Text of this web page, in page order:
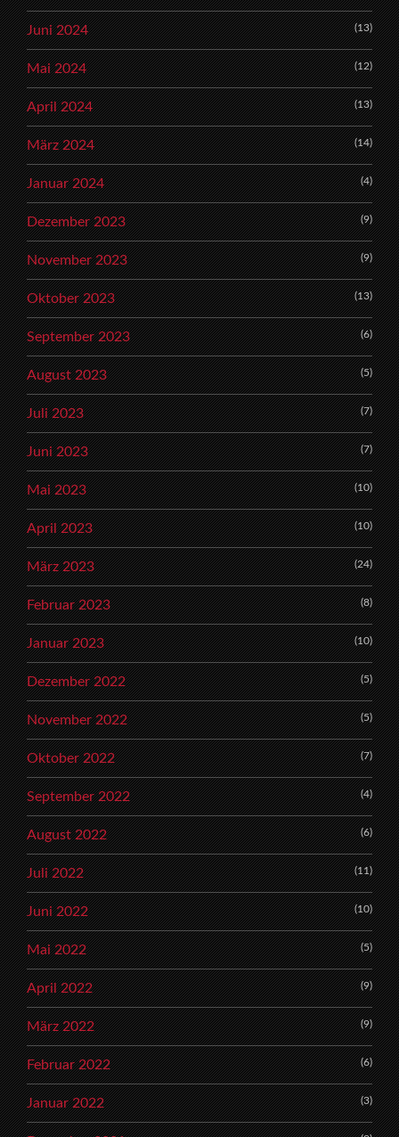
Juni 2024 (13)
Mai 2024 (12)
April 2024 (13)
März 2024 (14)
Januar 2024 (4)
Dezember 2023 (9)
November 2023 (9)
Oktober 2023 (13)
September 2023 (6)
August 2023 (5)
Juli 2023 (7)
Juni 2023 (7)
Mai 2023 (10)
April 2023 (10)
März 2023 (24)
Februar 2023 (8)
Januar 2023 (10)
Dezember 2022 (5)
November 2022 (5)
Oktober 2022 (7)
September 2022 (4)
August 2022 (6)
Juli 2022 (11)
Juni 2022 (10)
Mai 2022 (5)
April 2022 (9)
März 2022 (9)
Februar 2022 (6)
Januar 2022 (3)